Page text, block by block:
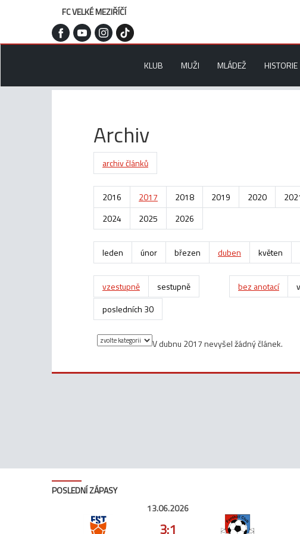
FC VELKÉ MEZIŘÍČÍ
KLUB MUŽI MLÁDEŽ HISTORIE
Archiv
archiv článků
2016 2017 2018 2019 2020
2024
2025 2026
leden únor březen duben květen
vzestupně sestupně bez anotací
posledních 30
V dubnu 2017 nevyšel žádný článek.
POSLEDNÍ ZÁPASY
13.06.2026
3:1